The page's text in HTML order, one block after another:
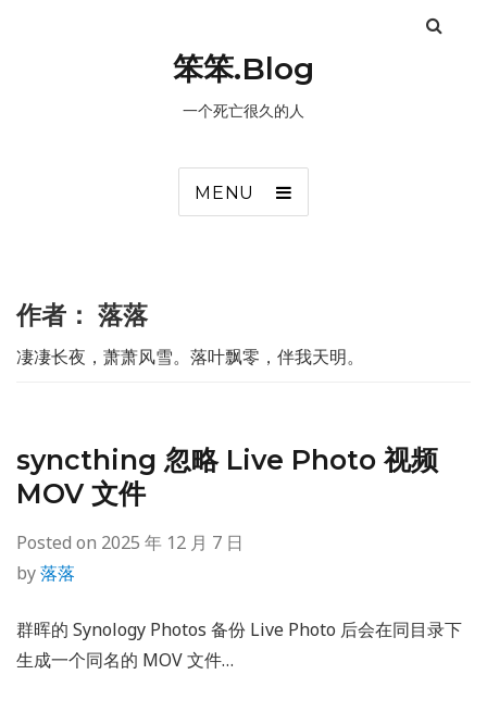
笨笨.Blog
一个死亡很久的人
MENU
作者： 落落
凄凄长夜，萧萧风雪。落叶飘零，伴我天明。
syncthing 忽略 Live Photo 视频
MOV 文件
Posted on 2025 年 12 月 7 日
by落落
群晖的 Synology Photos 备份 Live Photo 后会在同目录下
生成一个同名的 MOV 文件…